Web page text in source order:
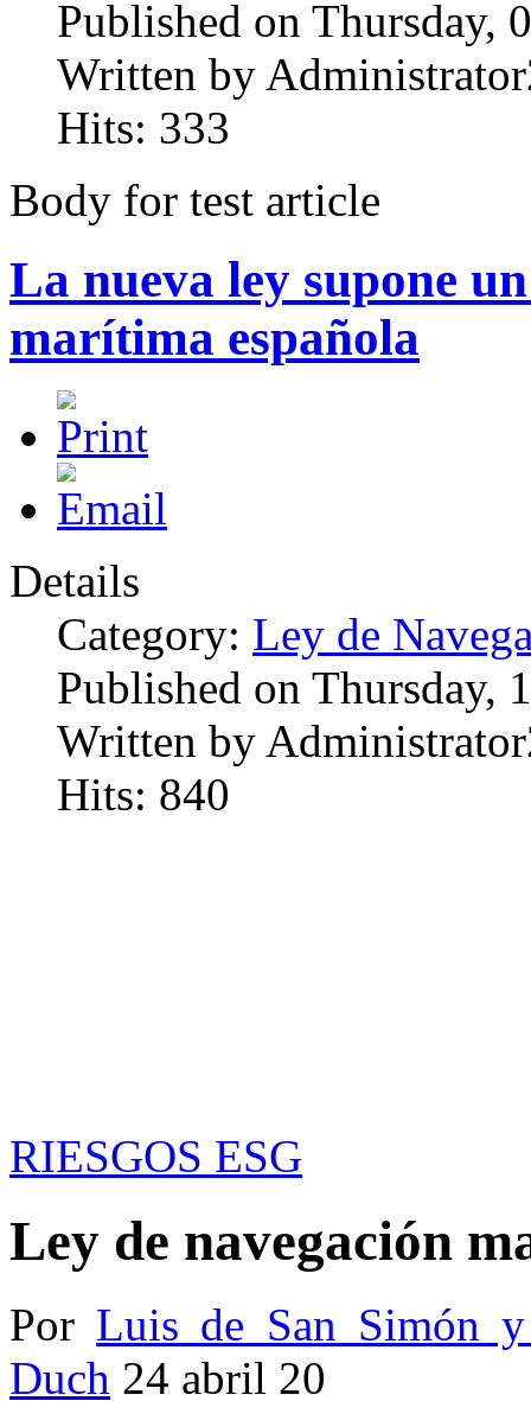
Published on Thursday,
Written by
Hits: 333
Body for test article
La nueva ley supone
marítima española
Details
Category: Ley de
Published on Thursday,
Written by
Hits: 840
RIESGOS ESG
Ley de navegación
Por Luis de San Simón
Duch 24 abril 20